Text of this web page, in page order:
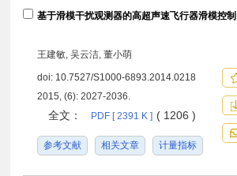
基于滑模干扰观测器的高超声速飞行器滑模控制
王建敏, 吴云洁, 董小萌
doi: 10.7527/S1000-6893.2014.0218
2015, (6): 2027-2036.
全文： PDF [ 2391 K ] ( 1206 )
参考文献 相关文章 计量指标